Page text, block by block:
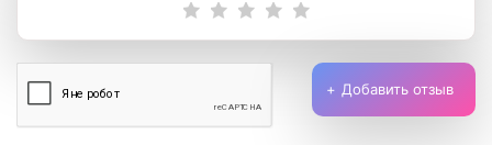
Добавить отзыв